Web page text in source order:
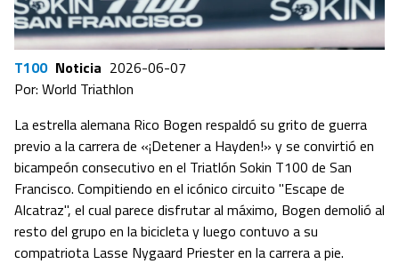
T100 Noticia 2026-06-07
Por: World Triathlon
La estrella alemana Rico Bogen respaldó su grito de guerra
previo a la carrera de «¡Detener a Hayden!» y se convirtió en
bicampeón consecutivo en el Triatlón Sokin T100 de San
Francisco. Compitiendo en el icónico circuito "Escape de
Alcatraz", el cual parece disfrutar al máximo, Bogen demolió al
resto del grupo en la bicicleta y luego contuvo a su
compatriota Lasse Nygaard Priester en la carrera a pie.